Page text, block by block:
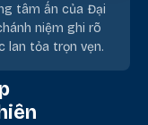
tâm ấn của Đại
niệm ghi rõ
lan tỏa trọn vẹn.